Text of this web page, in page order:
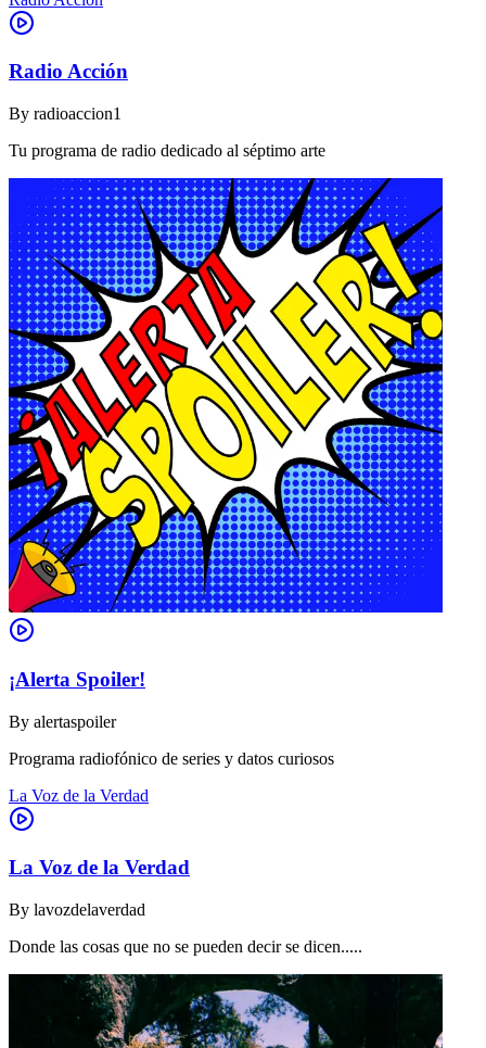
Radio Acción
By radioaccion1
Tu programa de radio dedicado al séptimo arte
¡Alerta Spoiler!
By alertaspoiler
Programa radiofónico de series y datos curiosos
La Voz de la Verdad
La Voz de la Verdad
By lavozdelaverdad
Donde las cosas que no se pueden decir se dicen.....